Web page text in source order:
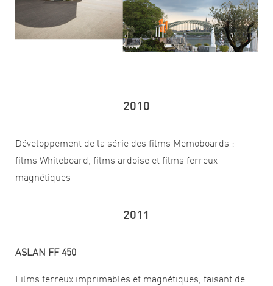
2010
Développement de la série des films Memoboards :
films Whiteboard, films ardoise et films ferreux
magnétiques
2011
ASLAN FF 450
Films ferreux imprimables et magnétiques, faisant de